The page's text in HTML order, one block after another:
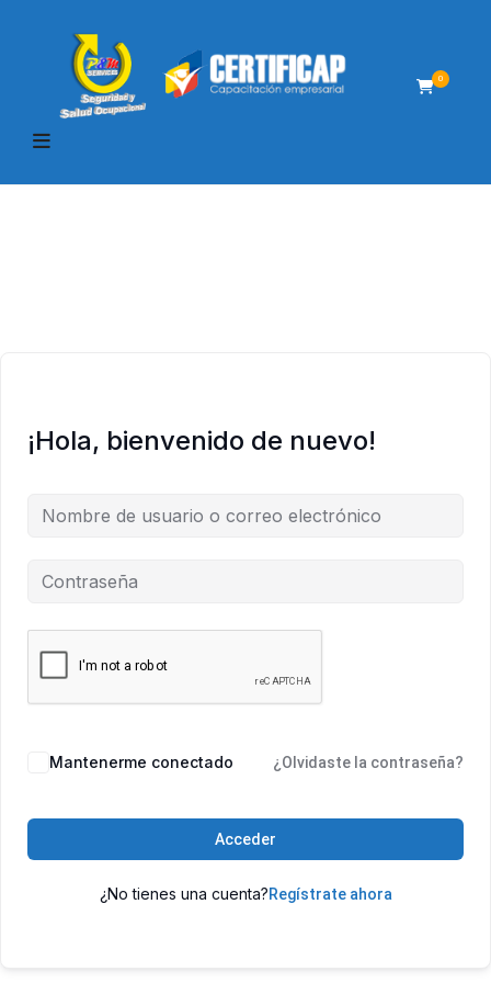
0
¡Hola, bienvenido de nuevo!
Mantenerme conectado ¿Olvidaste la contraseña?
Acceder
¿No tienes una cuenta?Regístrate ahora